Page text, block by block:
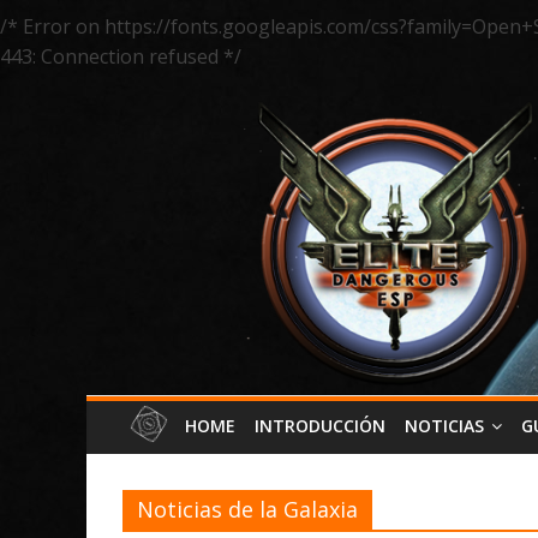
/* Error on https://fonts.googleapis.com/
443: Connection refused */
HOME INTRODUCCIÓN NOTICIAS
Noticias de la Galaxia